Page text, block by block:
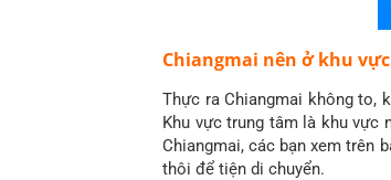
Chiangmai nên ở khu
Thực ra Chiangmai không to,
Khu vực trung tâm là khu vực
Chiangmai, các bạn xem trên
thôi để tiện di chuyển.